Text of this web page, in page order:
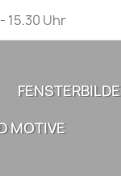
15.30 Uhr
MOTIVE